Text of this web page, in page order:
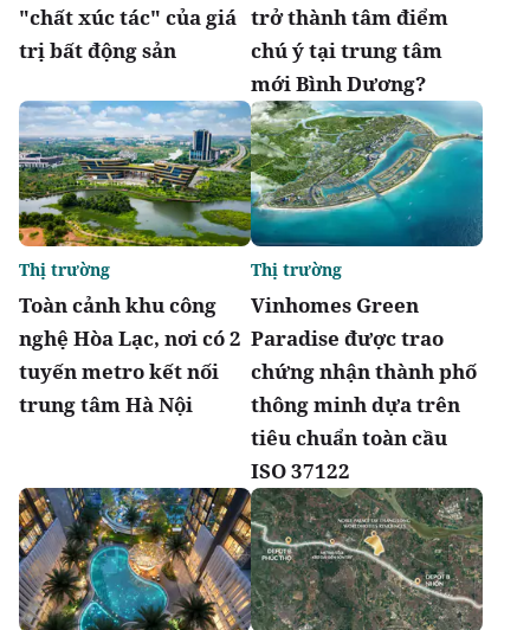
"chất xúc tác" của giá
trị bất động sản
trở thành tâm điểm
chú ý tại trung tâm
mới Bình Dương?
Toàn cảnh khu công
nghệ Hòa Lạc, nơi có 2
tuyến metro kết nối
trung tâm Hà Nội
Thị trường
Vinhomes Green
Paradise được trao
chứng nhận thành phố
thông minh dựa trên
tiêu chuẩn toàn cầu
ISO 37122
Thị trường